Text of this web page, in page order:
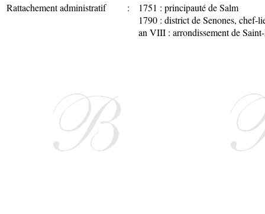
Rattachement administratif :
1751 : principauté de Salm
1790 : district de Senones, chef-
an VIII : arrondissement de